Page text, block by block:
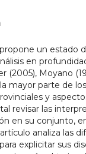
un estado
en
(2005), Moyano
mayor parte de
y
revisar las
en su conjunto,
analiza las
explicitar sus